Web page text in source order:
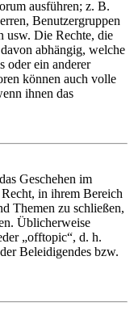
ausführen; z. B.
Benutzergruppen
usw. Die Rechte, die
abhängig, welche
oder ein anderer
können auch volle
ihnen das
Geschehen im
in ihrem Bereich
Themen zu schließen,
Üblicherweise
„offtopic“, d. h.
Beleidigendes bzw.